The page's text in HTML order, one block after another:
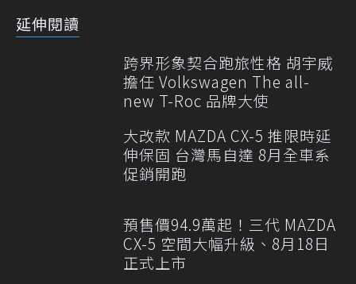
延伸閱讀
跨界形象契合跑旅性格 胡宇威
擔任 Volkswagen The all-
new T-Roc 品牌大使
大改款 MAZDA CX-5 推限時延
伸保固 台灣馬自達 8月全車系
促銷開跑
預售價94.9萬起！三代 MAZDA
CX-5 空間大幅升級、8月18日
正式上市